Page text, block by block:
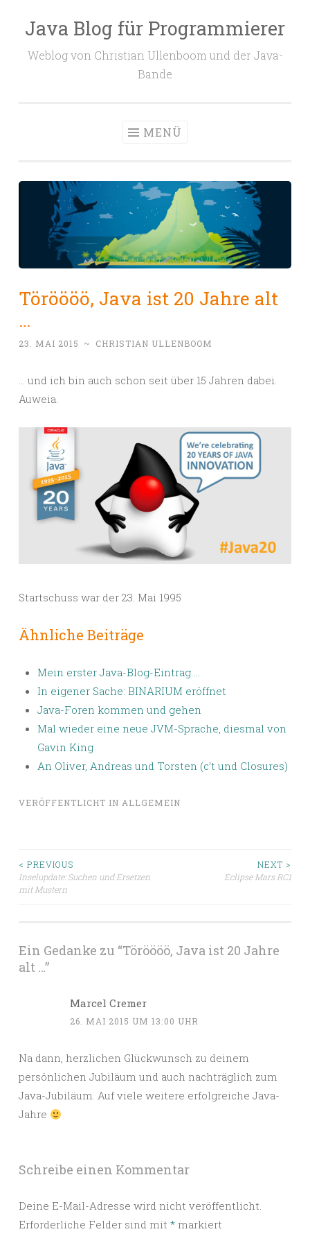
Zum
springen
Java Blog für Programmierer
Weblog von Christian Ullenboom und der Java-
Bande
MENÜ
Töröööö, Java ist 20 Jahre alt
…
23. MAI 2015 ~ CHRISTIAN ULLENBOOM
… und ich bin auch schon seit über 15 Jahren dabei.
Auweia.
Startschuss war der 23. Mai 1995
Ähnliche Beiträge
Mein erster Java-Blog-Eintrag….
In eigener Sache: BINARIUM eröffnet
Java-Foren kommen und gehen
Mal wieder eine neue JVM-Sprache, diesmal von
Gavin King
An Oliver, Andreas und Torsten (c’t und Closures)
VERÖFFENTLICHT IN ALLGEMEIN
Beitragsnavigation
< PREVIOUS
Inselupdate: Suchen und Ersetzen
mit Mustern
NEXT >
Eclipse Mars RC1
Ein Gedanke zu “Töröööö, Java ist 20 Jahre
alt …”
Marcel Cremer
26. MAI 2015 UM 13:00 UHR
Na dann, herzlichen Glückwunsch zu deinem
persönlichen Jubiläum und auch nachträglich zum
Java-Jubiläum. Auf viele weitere erfolgreiche Java-
Jahre
Schreibe einen Kommentar
Deine E-Mail-Adresse wird nicht veröffentlicht.
Erforderliche Felder sind mit * markiert